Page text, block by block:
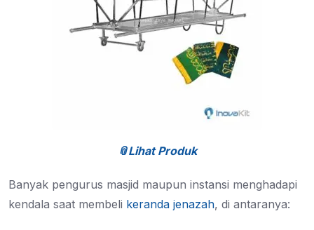
📎Lihat Produk
Banyak pengurus masjid maupun instansi menghadapi
kendala saat membeli keranda jenazah, di antaranya: